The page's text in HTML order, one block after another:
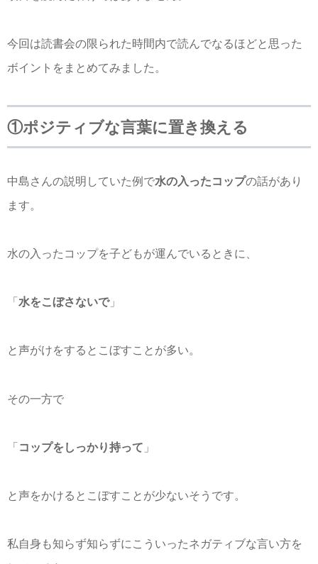
今回は読書会の限られた時間内で読んでなるほどと思った
ボイントをまとめてみました。
①ポジティブな言葉に置き換える
中島さんの説明していた例で水の入ったコップの話があり
ます。
水の入ったコップを子どもが運んでいるときに、
「 水をこぼさないで」
と声がけをするとこぼすことが多い。
その一方で
「 コップをしっかり持って 」
と声をかけるとこぼすことが少ないそうです。
私自身も知らず知らずにこういったネガティブな言い方を